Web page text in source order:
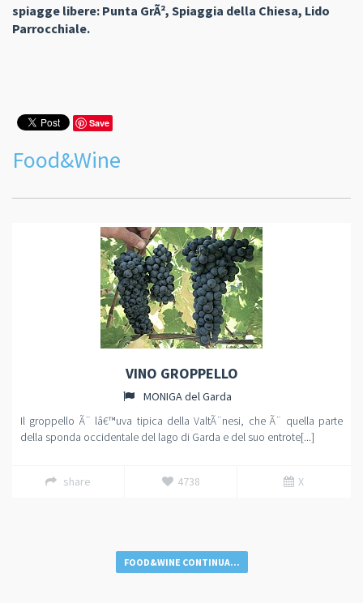
spiagge libere: Punta GrÃ², Spiaggia della Chiesa, Lido
Parrocchiale.
Save
Food&Wine
VINO GROPPELLO
MONIGA del Garda
Il groppello Ã¨ lâ€™uva tipica della ValtÃ¨nesi, che Ã¨ quella parte
della sponda occidentale del lago di Garda e del suo entrote[...]
share 4738 X
FOOD&WINE CONTINUA...